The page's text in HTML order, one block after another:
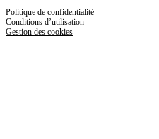
Politique de confidentialité
Conditions d’utilisation
Gestion des cookies